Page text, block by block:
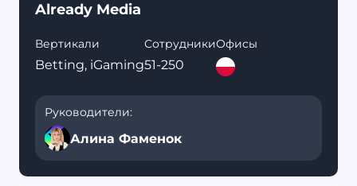
Already Media
Вертикали
Betting, iGaming
Сотрудники
51-250
Офисы
Руководители:
Алина Фаменок